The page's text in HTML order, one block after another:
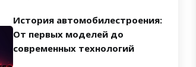
История автомобилестроения:
От первых моделей до
современных технологий